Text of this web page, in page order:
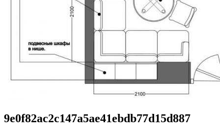
9e0f82ac2c147a5ae41ebdb77d15d887